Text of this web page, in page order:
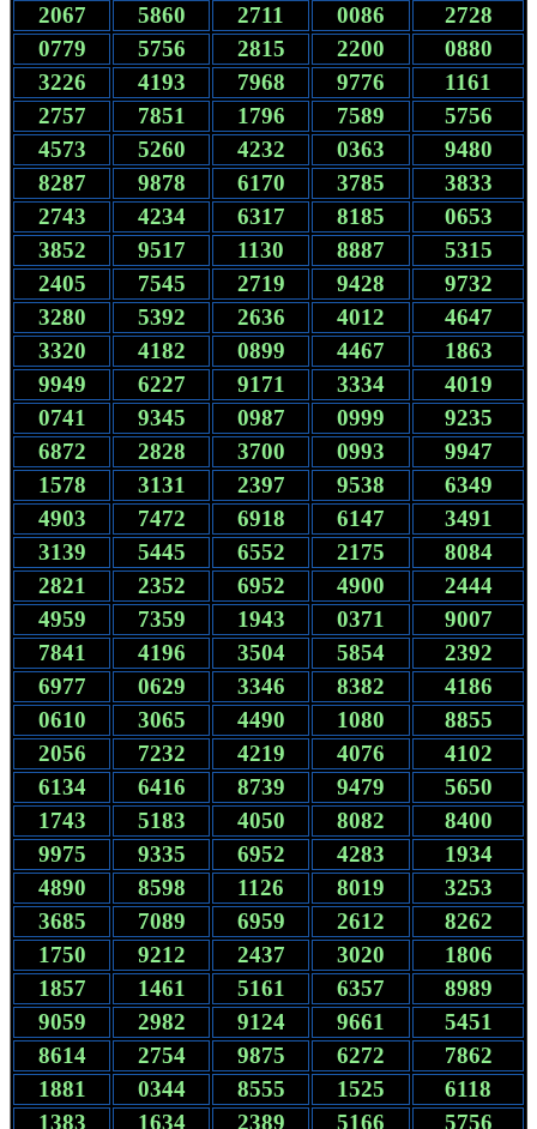
2067
5860 2711 0086
2728
0779
5756 2815 2200
0880
3226
4193 7968 9776
1161
2757
7851 1796 7589
5756
4573
5260 4232 0363
9480
8287
9878 6170 3785
3833
2743
4234 6317 8185
0653
3852
9517 1130 8887
5315
2405
7545 2719 9428
9732
3280
5392 2636 4012
4647
3320
4182 0899 4467
1863
9949
6227 9171 3334
4019
0741
9345 0987 0999
9235
6872
2828 3700 0993
9947
1578
3131 2397 9538
6349
4903
7472 6918 6147
3491
3139
5445 6552 2175
8084
2821
2352 6952 4900
2444
4959
7359 1943 0371
9007
7841
4196 3504 5854
2392
6977
0629 3346 8382
4186
0610
3065 4490 1080
8855
2056
7232 4219 4076
4102
6134
6416 8739 9479
5650
1743
5183 4050 8082
8400
9975
9335 6952 4283
1934
4890
8598 1126 8019
3253
3685
7089 6959 2612
8262
1750
9212 2437 3020
1806
1857
1461 5161 6357
8989
9059
2982 9124 9661
5451
8614
2754 9875 6272
7862
1881
0344 8555 1525
6118
1383
1634 2389 5166 5756